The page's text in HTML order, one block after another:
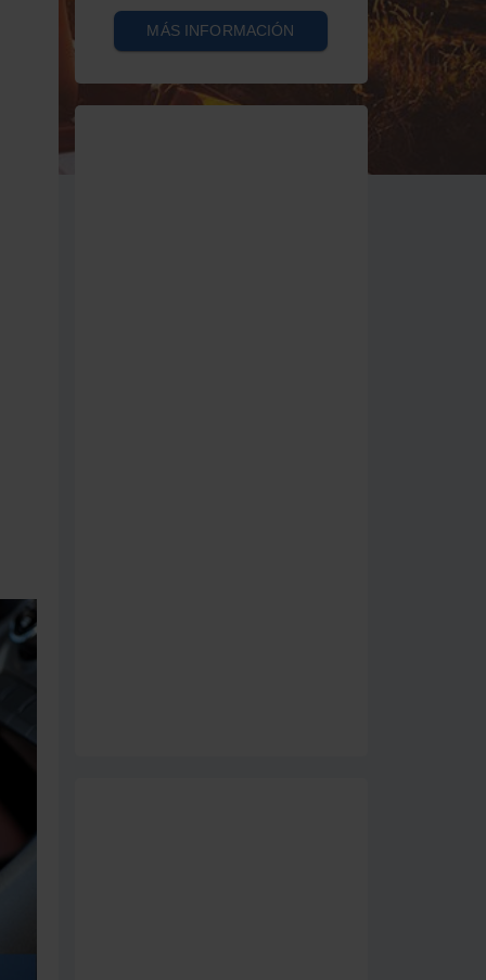
MÁS INFORMACIÓN